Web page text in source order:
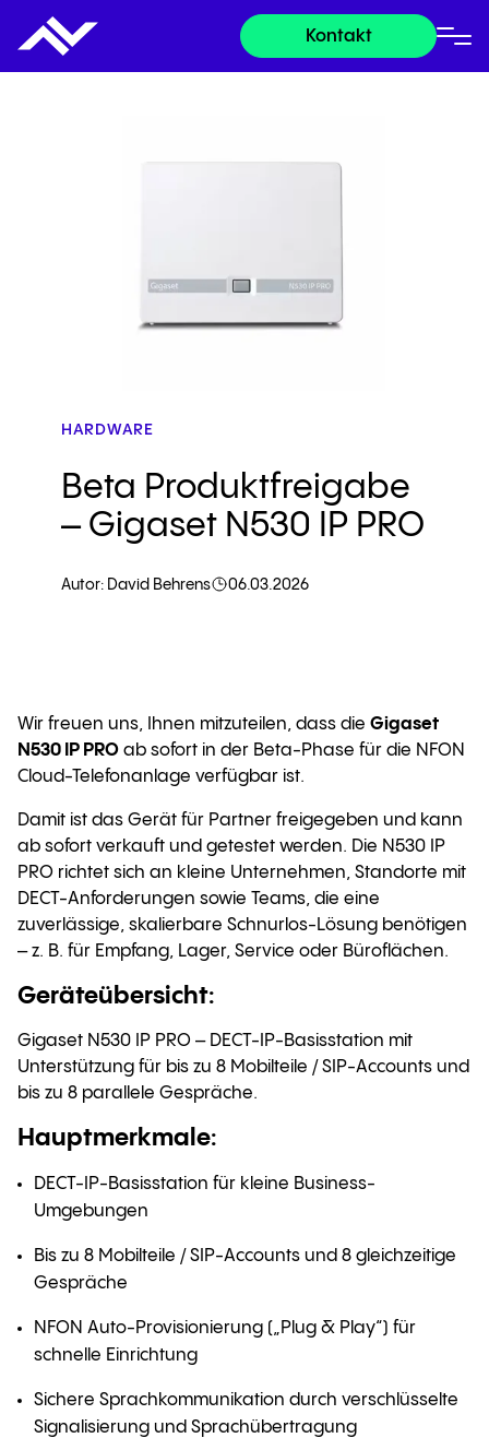
Kontakt
HARDWARE
Beta Produktfreigabe
– Gigaset N530 IP PRO
Autor: David Behrens 06.03.2026
Wir freuen uns, Ihnen mitzuteilen, dass die Gigaset
N530 IP PRO ab sofort in der Beta-Phase für die NFON
Cloud-Telefonanlage verfügbar ist.
Damit ist das Gerät für Partner freigegeben und kann
ab sofort verkauft und getestet werden. Die N530 IP
PRO richtet sich an kleine Unternehmen, Standorte mit
DECT-Anforderungen sowie Teams, die eine
zuverlässige, skalierbare Schnurlos-Lösung benötigen
– z. B. für Empfang, Lager, Service oder Büroflächen.
Geräteübersicht:
Gigaset N530 IP PRO – DECT-IP-Basisstation mit
Unterstützung für bis zu 8 Mobilteile / SIP-Accounts und
bis zu 8 parallele Gespräche.
Hauptmerkmale:
DECT-IP-Basisstation für kleine Business-
Umgebungen
Bis zu 8 Mobilteile / SIP-Accounts und 8 gleichzeitige
Gespräche
NFON Auto-Provisionierung („Plug & Play“) für
schnelle Einrichtung
Sichere Sprachkommunikation durch verschlüsselte
Signalisierung und Sprachübertragung